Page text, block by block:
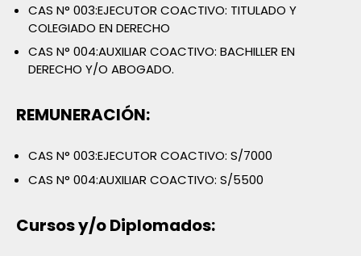
CAS N° 003:EJECUTOR COACTIVO: TITULADO Y
COLEGIADO EN DERECHO
CAS N° 004:AUXILIAR COACTIVO: BACHILLER EN
DERECHO Y/O ABOGADO.
REMUNERACIÓN:
CAS N° 003:EJECUTOR COACTIVO: S/7000
CAS N° 004:AUXILIAR COACTIVO: S/5500
Cursos y/o Diplomados: